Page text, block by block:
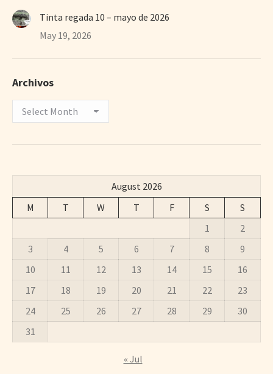
Tinta regada 10 – mayo de 2026
May 19, 2026
Archivos
Archivos
August 2026
M
T W T F S
S
1
2
3
4 5 6 7 8
9
10
11 12 13 14 15
16
17
18 19 20 21 22
23
24
25 26 27 28 29
30
31
« Jul